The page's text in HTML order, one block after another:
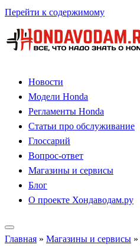
Перейти к содержимому
Новости
Модели Honda
Регламенты Honda
Статьи про обслуживание
Глоссарий
Вопрос-ответ
Магазины и сервисы
Блог
О проекте Хондаводам.ру
Главная » Магазины и сервисы »